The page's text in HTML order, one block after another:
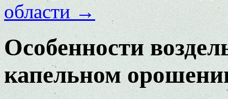
области→
Особенности
капельном